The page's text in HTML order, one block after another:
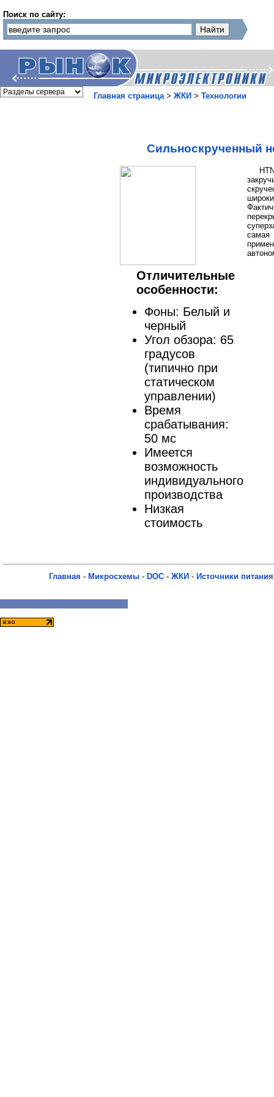
Поиск по сайту:
Главная страница> ЖКИ > Технологии
Сильноскрученный
самая
Отличительные
особенности:
Фоны: Белый и
черный
Угол обзора: 65
градусов
(типично при
статическом
управлении)
Время
срабатывания:
50 мс
Имеется
возможность
индивидуального
производства
Низкая
стоимость
Главная - Микросхемы - DOC - ЖКИ - Источники питания